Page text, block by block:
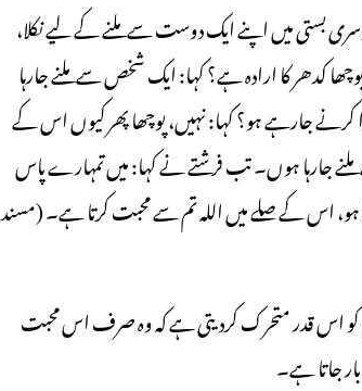
بستی میں اپنے ایک دوست سے ملنے کے لیے نکلا،
کدھر کا ارادہ ہے؟ کہا: ایک شخص سے ملنے جارہا
کرنے جارہے ہو؟ کہا: نہیں، پوچھا پھر کیوں اس کے
جارہا ہوں۔ تب فرشتے نے کہا: میں تمہارے پاس
اس کے صلے میں اللہ تم سے محبت کرتا ہے۔ (مسند
اس قدر متحرک کردیتی ہے کہ وہ صرف اس محبت
جاتا ہے۔